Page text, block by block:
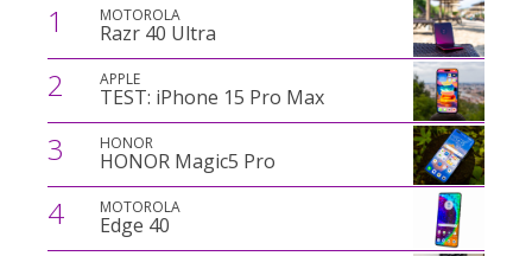
1 MOTOROLA
Razr 40 Ultra
2 APPLE
TEST: iPhone 15 Pro Max
3 HONOR
HONOR Magic5 Pro
4 MOTOROLA
Edge 40